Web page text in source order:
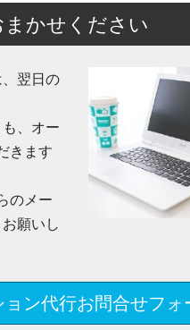
かせください
翌日の
、オー
きます
のメー
願いし
ン代行お問合せフォ